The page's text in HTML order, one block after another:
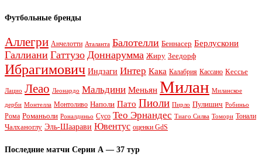
Футбольные бренды
Аллегри Анчелотти Аталанта Балотелли Беннасер Берлускони
Галлиани Гаттузо Доннарумма Жиру Зеедорф
Ибрагимович Индзаги Интер Кака Калабрия Кассано Кессье
Лацио Леао Леонардо Мальдини Меньян Милан Миланское
дерби Монтелла Монтоливо Наполи Пато Пиоли Пирло Пулишич Робиньо
Рома Романьоли Роналдиньо Сусо Тео Эрнандес Тиаго Силва Томори Тонали
Чалханоглу Эль-Шаарави Ювентус оценки GdS
Последние матчи Серии А — 37 тур